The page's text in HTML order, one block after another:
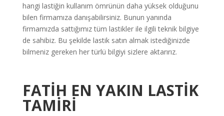
hangi lastiğin kullanım ömrünün daha yüksek olduğunu
bilen firmamıza danışabilirsiniz. Bunun yanında
firmamızda sattığımız tüm lastikler ile ilgili teknik bilgiye
de sahibiz. Bu şekilde lastik satın almak istediğinizde
bilmeniz gereken her türlü bilgiyi sizlere aktarırız.
FATİH EN YAKIN LASTİK
TAMİRİ